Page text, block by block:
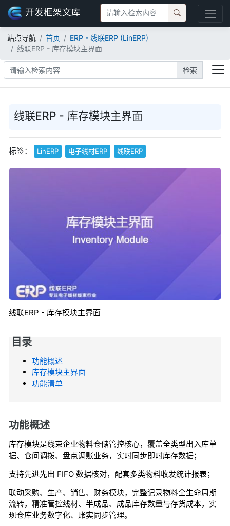
开发框架文库
站点导航 首页
ERP - 线联ERP (LinERP)
线联ERP - 库存模块主界面
检索
线联ERP - 库存模块主界面
标签： LinERP 电子线材ERP 线联ERP
线联ERP - 库存模块主界面
目录
功能概述
库存模块主界面
功能清单
功能概述
库存模块是线束企业物料仓储管控核心，覆盖全类型出入库单
据、仓间调拨、盘点调账业务，实时同步即时库存数据；
支持先进先出 FIFO 数据核对，配套多类物料收发统计报表；
联动采购、生产、销售、财务模块，完整记录物料全生命周期
流转，精准管控线材、半成品、成品库存数量与存货成本，实
现仓库业务数字化、账实同步管理。